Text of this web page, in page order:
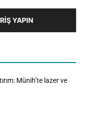
YAPIN
Münih’te lazer ve